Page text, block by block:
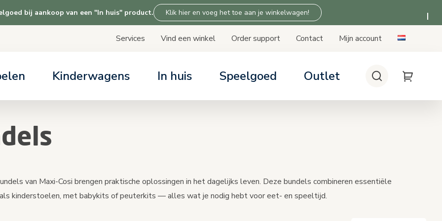
bij aankoop van een "In huis" product. Klik hier en voeg het toe aan je winkelwagen!
Services Vind een winkel Order support Contact
Mijn account
dagen gratis uitproberen
Kinderwagens
support
In huis
support
Speelgoed
support
Outlet Zoeken My Cart
van Maxi-Cosi brengen praktische oplossingen in het dagelijks leven. Deze bundels combineren essentiële
kinderstoelen, met babykits of peuterkits — alles wat je nodig hebt voor eet- en speeltijd.